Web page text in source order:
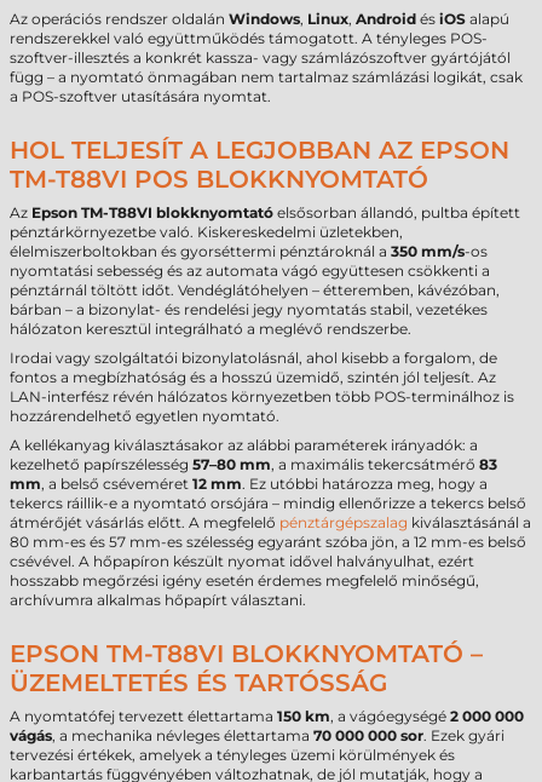
Az operációs rendszer oldalán Windows, Linux, Android és iOS alapú
rendszerekkel való együttműködés támogatott. A tényleges POS-
szoftver-illesztés a konkrét kassza- vagy számlázószoftver gyártójától
függ – a nyomtató önmagában nem tartalmaz számlázási logikát, csak
a POS-szoftver utasítására nyomtat.
HOL TELJESÍT A LEGJOBBAN AZ EPSON
TM-T88VI POS BLOKKNYOMTATÓ
Az Epson TM-T88VI blokknyomtató elsősorban állandó, pultba épített
pénztárkörnyezetbe való. Kiskereskedelmi üzletekben,
élelmiszerboltokban és gyorséttermi pénztároknál a 350 mm/s-os
nyomtatási sebesség és az automata vágó együttesen csökkenti a
pénztárnál töltött időt. Vendéglátóhelyen – étteremben, kávézóban,
bárban – a bizonylat- és rendelési jegy nyomtatás stabil, vezetékes
hálózaton keresztül integrálható a meglévő rendszerbe.
Irodai vagy szolgáltatói bizonylatolásnál, ahol kisebb a forgalom, de
fontos a megbízhatóság és a hosszú üzemidő, szintén jól teljesít. Az
LAN-interfész révén hálózatos környezetben több POS-terminálhoz is
hozzárendelhető egyetlen nyomtató.
A kellékanyag kiválasztásakor az alábbi paraméterek irányadók: a
kezelhető papírszélesség 57–80 mm, a maximális tekercsátmérő 83
mm, a belső cséveméret 12 mm. Ez utóbbi határozza meg, hogy a
tekercs ráillik-e a nyomtató orsójára – mindig ellenőrizze a tekercs belső
átmérőjét vásárlás előtt. A megfelelő pénztárgépszalag kiválasztásánál a
80 mm-es és 57 mm-es szélesség egyaránt szóba jön, a 12 mm-es belső
csévével. A hőpapíron készült nyomat idővel halványulhat, ezért
hosszabb megőrzési igény esetén érdemes megfelelő minőségű,
archívumra alkalmas hőpapírt választani.
EPSON TM-T88VI BLOKKNYOMTATÓ –
ÜZEMELTETÉS ÉS TARTÓSSÁG
A nyomtatófej tervezett élettartama 150 km, a vágóegységé 2 000 000
vágás, a mechanika névleges élettartama 70 000 000 sor. Ezek gyári
tervezési értékek, amelyek a tényleges üzemi körülmények és
karbantartás függvényében változhatnak, de jól mutatják, hogy a